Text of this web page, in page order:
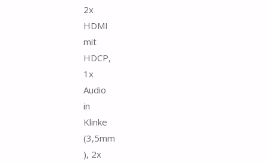
2x
HDMI
mit
HDCP,
1x
Audio
in
Klinke
(3,5mm
), 2x